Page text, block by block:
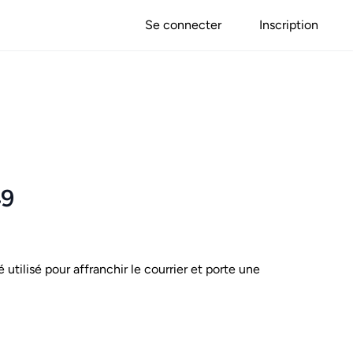
Se connecter Inscription
utilisé pour affranchir le courrier et porte une